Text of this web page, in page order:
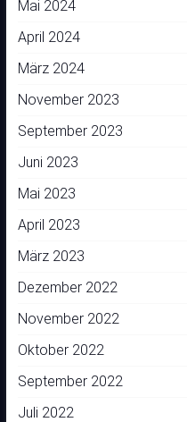
Mai 2024
April 2024
März 2024
November 2023
September 2023
Juni 2023
Mai 2023
April 2023
März 2023
Dezember 2022
November 2022
Oktober 2022
September 2022
Juli 2022